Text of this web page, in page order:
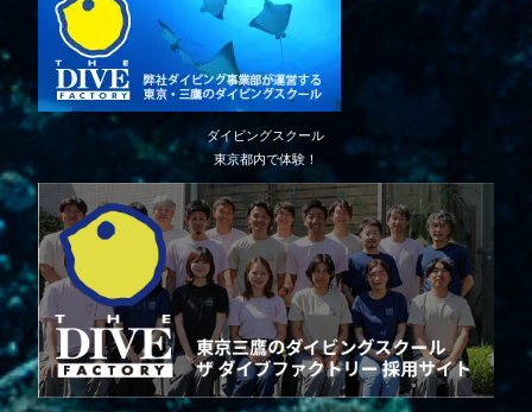
ダイビングスクール
東京都内で体験！